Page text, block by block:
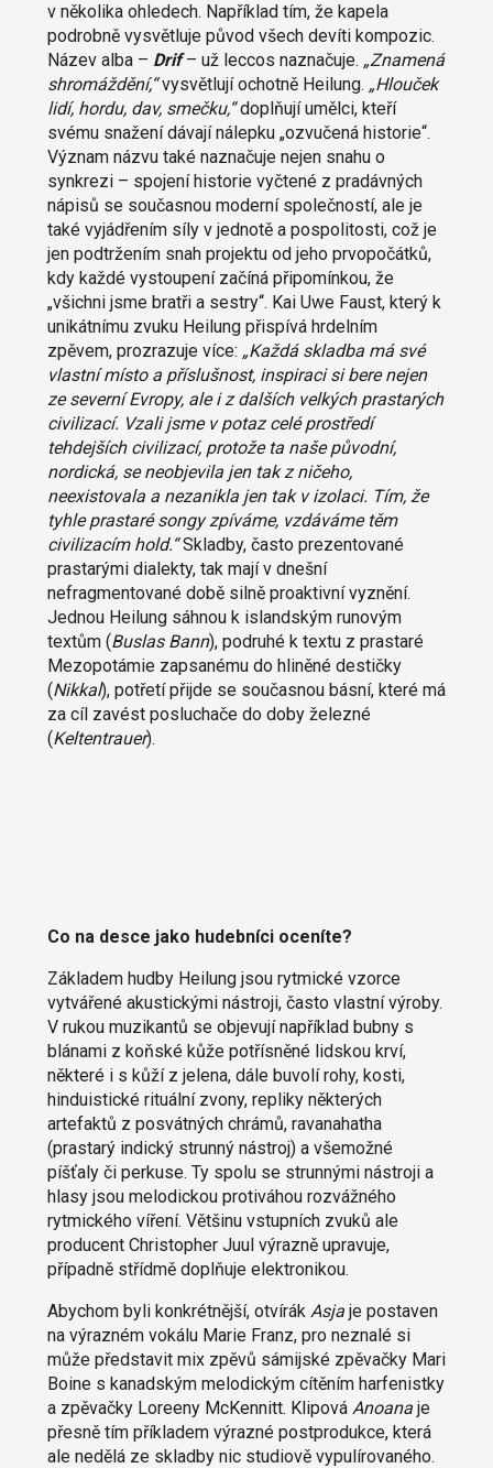
v několika ohledech. Například tím, že kapela
podrobně vysvětluje původ všech devíti kompozic.
Název alba – Drif– už leccos naznačuje. „Znamená
shromáždění,“vysvětlují ochotně Heilung. „Hlouček
lidí, hordu, dav, smečku,“doplňují umělci, kteří
svému snažení dávají nálepku „ozvučená historie“.
Význam názvu také naznačuje nejen snahu o
synkrezi – spojení historie vyčtené z pradávných
nápisů se současnou moderní společností, ale je
také vyjádřením síly v jednotě a pospolitosti, což je
jen podtržením snah projektu od jeho prvopočátků,
kdy každé vystoupení začíná připomínkou, že
„všichni jsme bratři a sestry“. Kai Uwe Faust, který k
unikátnímu zvuku Heilung přispívá hrdelním
zpěvem, prozrazuje více: „Každá skladba má své
vlastní místo a příslušnost, inspiraci si bere nejen
ze severní Evropy, ale i z dalších velkých prastarých
civilizací. Vzali jsme v potaz celé prostředí
tehdejších civilizací, protože ta naše původní,
nordická, se neobjevila jen tak z ničeho,
neexistovala a nezanikla jen tak v izolaci. Tím, že
tyhle prastaré songy zpíváme, vzdáváme těm
civilizacím hold.“Skladby, často prezentované
prastarými dialekty, tak mají v dnešní
nefragmentované době silně proaktivní vyznění.
Jednou Heilung sáhnou k islandským runovým
textům (Buslas Bann), podruhé k textu z prastaré
Mezopotámie zapsanému do hliněné destičky
(Nikkal), potřetí přijde se současnou básní, které má
za cíl zavést posluchače do doby železné
(Keltentrauer).
Co na desce jako hudebníci oceníte?
Základem hudby Heilung jsou rytmické vzorce
vytvářené akustickými nástroji, často vlastní výroby.
V rukou muzikantů se objevují například bubny s
blánami z koňské kůže potřísněné lidskou krví,
některé i s kůží z jelena, dále buvolí rohy, kosti,
hinduistické rituální zvony, repliky některých
artefaktů z posvátných chrámů, ravanahatha
(prastarý indický strunný nástroj) a všemožné
píšťaly či perkuse. Ty spolu se strunnými nástroji a
hlasy jsou melodickou protiváhou rozvážného
rytmického víření. Většinu vstupních zvuků ale
producent Christopher Juul výrazně upravuje,
případně střídmě doplňuje elektronikou.
Abychom byli konkrétnější, otvírák Asjaje postaven
na výrazném vokálu Marie Franz, pro neznalé si
může představit mix zpěvů sámijské zpěvačky Mari
Boine s kanadským melodickým cítěním harfenistky
a zpěvačky Loreeny McKennitt. Klipová Anoanaje
přesně tím příkladem výrazné postprodukce, která
ale nedělá ze skladby nic studiově vypulírovaného.